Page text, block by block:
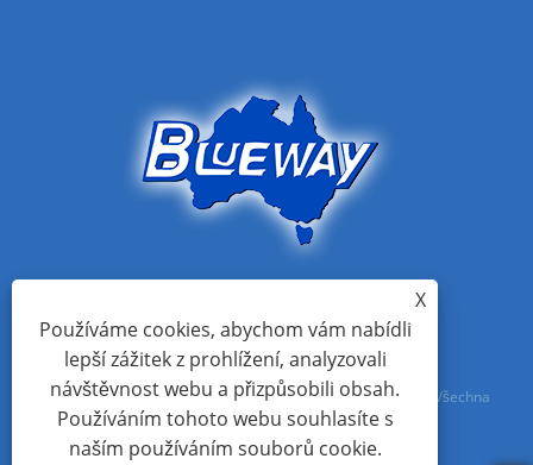
Copyright © 2021 Foshan Blueway Electric Appliances Co., Ltd Všechna
X
Používáme cookies, abychom vám nabídli
lepší zážitek z prohlížení, analyzovali
návštěvnost webu a přizpůsobili obsah.
Používáním tohoto webu souhlasíte s
naším používáním souborů cookie.